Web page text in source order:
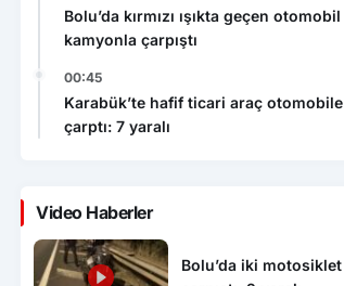
Bolu’da kırmızı ışıkta geçen otomobil
kamyonla çarpıştı
00:45
Karabük’te hafif ticari araç otomobile
çarptı: 7 yaralı
Video Haberler
Bolu’da iki motosiklet